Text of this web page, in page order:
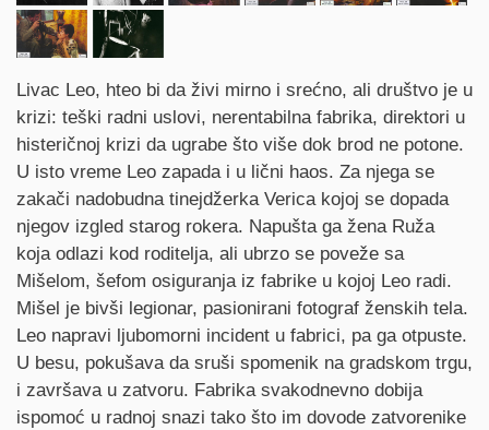
Synopsis
Livac Leo, hteo bi da živi mirno i srećno, ali društvo je u
krizi: teški radni uslovi, nerentabilna fabrika, direktori u
histeričnoj krizi da ugrabe što više dok brod ne potone.
U isto vreme Leo zapada i u lični haos. Za njega se
zakači nadobudna tinejdžerka Verica kojoj se dopada
njegov izgled starog rokera. Napušta ga žena Ruža
koja odlazi kod roditelja, ali ubrzo se poveže sa
Mišelom, šefom osiguranja iz fabrike u kojoj Leo radi.
Mišel je bivši legionar, pasionirani fotograf ženskih tela.
Leo napravi ljubomorni incident u fabrici, pa ga otpuste.
U besu, pokušava da sruši spomenik na gradskom trgu,
i završava u zatvoru. Fabrika svakodnevno dobija
ispomoć u radnoj snazi tako što im dovode zatvorenike